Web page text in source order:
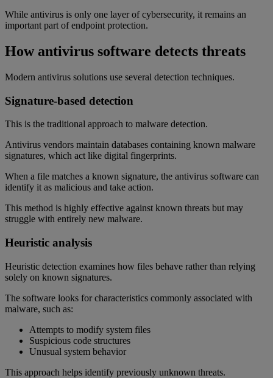
While antivirus is only one layer of cybersecurity, it remains an
important part of endpoint protection.
How antivirus software detects threats
Modern antivirus solutions use several detection techniques.
Signature-based detection
This is the traditional approach to malware detection.
Antivirus vendors maintain databases containing known malware
signatures, which act like digital fingerprints.
When a file matches a known signature, the antivirus software can
identify it as malicious and take action.
This method is highly effective against known threats but may
struggle with entirely new malware.
Heuristic analysis
Heuristic detection examines how files behave rather than relying
solely on known signatures.
The software looks for characteristics commonly associated with
malware, such as:
Attempts to modify system files
Suspicious code structures
Unusual system behavior
This approach helps identify previously unknown threats.